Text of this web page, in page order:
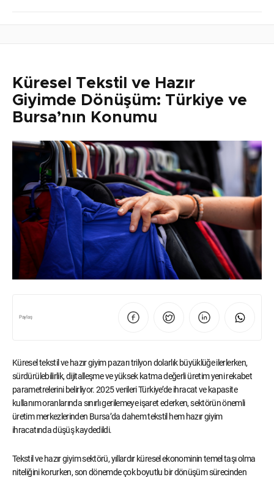
Küresel Tekstil ve Hazır
Giyimde Dönüşüm: Türkiye ve
Bursa’nın Konumu
Paylaş
Küresel tekstil ve hazır giyim pazarı trilyon dolarlık büyüklüğe ilerlerken,
sürdürülebilirlik, dijitalleşme ve yüksek katma değerli üretim yeni rekabet
parametrelerini belirliyor. 2025 verileri Türkiye’de ihracat ve kapasite
kullanım oranlarında sınırlı gerilemeye işaret ederken, sektörün önemli
üretim merkezlerinden Bursa’da dahem tekstil hem hazır giyim
ihracatında düşüş kaydedildi.
Tekstil ve hazır giyim sektörü, yıllardır küresel ekonominin temel taşı olma
niteliğini korurken, son dönemde çok boyutlu bir dönüşüm sürecinden